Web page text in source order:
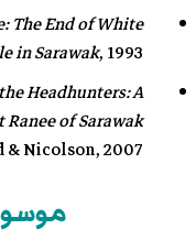
The End of White
in Sarawak, 1993.
Headhunters: A
of Sarawak
Nicolson, 2007